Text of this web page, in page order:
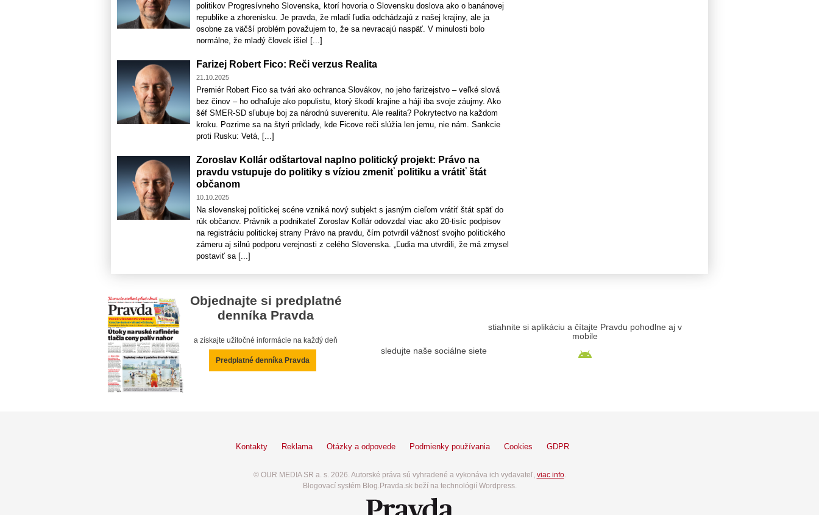
politikov Progresívneho Slovenska, ktorí hovoria o Slovensku doslova ako o banánovej
republike a zhorenisku. Je pravda, že mladí ľudia odchádzajú z našej krajiny, ale ja
osobne za väčší problém považujem to, že sa nevracajú naspäť. V minulosti bolo
normálne, že mladý človek išiel [...]
Farizej Robert Fico: Reči verzus Realita
21.10.2025
Premiér Robert Fico sa tvári ako ochranca Slovákov, no jeho farizejstvo – veľké slová
bez činov – ho odhaľuje ako populistu, ktorý škodí krajine a háji iba svoje záujmy. Ako
šéf SMER-SD sľubuje boj za národnú suverenitu. Ale realita? Pokrytectvo na každom
kroku. Pozrime sa na štyri príklady, kde Ficove reči slúžia len jemu, nie nám. Sankcie
proti Rusku: Vetá, [...]
Zoroslav Kollár odštartoval naplno politický projekt: Právo na
pravdu vstupuje do politiky s víziou zmeniť politiku a vrátiť štát
občanom
10.10.2025
Na slovenskej politickej scéne vzniká nový subjekt s jasným cieľom vrátiť štát späť do
rúk občanov. Právnik a podnikateľ Zoroslav Kollár odovzdal viac ako 20-tisíc podpisov
na registráciu politickej strany Právo na pravdu, čím potvrdil vážnosť svojho politického
zámeru aj silnú podporu verejnosti z celého Slovenska. „Ľudia ma utvrdili, že má zmysel
postaviť sa [...]
Objednajte si predplatné
denníka Pravda
a získajte užitočné informácie na každý deň
Predplatné denníka Pravda
sledujte naše sociálne siete
stiahnite si aplikáciu a čítajte Pravdu pohodlne aj v
mobile
Kontakty Reklama Otázky a odpovede Podmienky používania Cookies GDPR
© OUR MEDIA SR a. s. 2026. Autorské práva sú vyhradené a vykonáva ich vydavateľ, viac info.
Blogovací systém Blog.Pravda.sk beží na technológií Wordpress.